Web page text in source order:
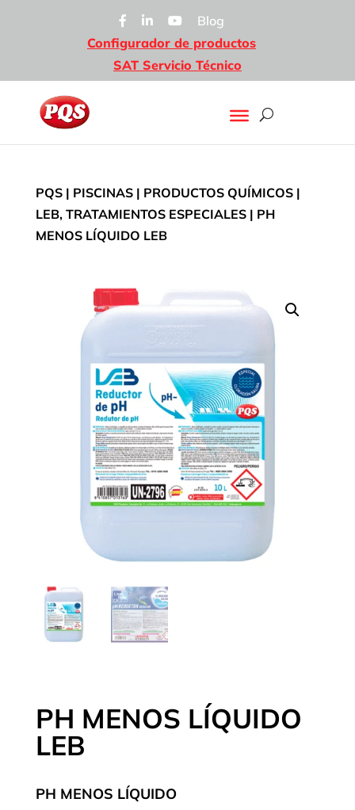
Blog
Configurador de productos
SAT Servicio Técnico
PQS| PISCINAS| PRODUCTOS QUÍMICOS|
LEB, TRATAMIENTOS ESPECIALES| PH
MENOS LÍQUIDO LEB
PH MENOS LÍQUIDO
LEB
PH MENOS LÍQUIDO